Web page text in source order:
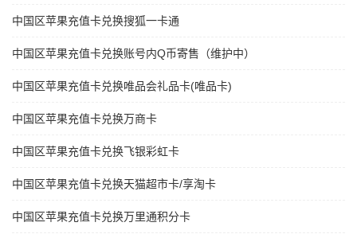
中国区苹果充值卡兑换搜狐一卡通
中国区苹果充值卡兑换账号内Q币寄售（维护中）
中国区苹果充值卡兑换唯品会礼品卡(唯品卡)
中国区苹果充值卡兑换万商卡
中国区苹果充值卡兑换飞银彩虹卡
中国区苹果充值卡兑换天猫超市卡/享淘卡
中国区苹果充值卡兑换万里通积分卡